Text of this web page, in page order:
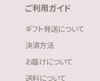
ご利用ガイド
ギフト発送について
決済方法
お届けについて
送料について